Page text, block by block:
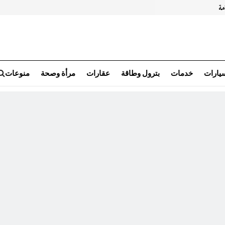
خدمات بترول وطاقة عقارات مرأة وصحة منوعات